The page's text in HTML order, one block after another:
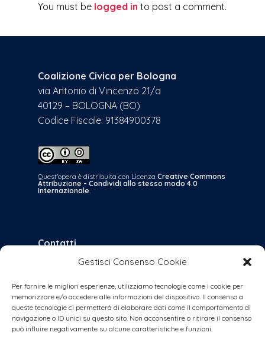
Gestisci Consenso Cookie
Per fornire le migliori esperienze, utilizziamo tecnologie come i cookie per
memorizzare e/o accedere alle informazioni del dispositivo. Il consenso a
queste tecnologie ci permetterà di elaborare dati come il comportamento di
navigazione o ID unici su questo sito. Non acconsentire o ritirare il consenso
può influire negativamente su alcune caratteristiche e funzioni.
You must be logged in to post a comment.
Coalizione Civica per Bologna
via Antonio di Vincenzo 21/a
40129 – BOLOGNA (BO)
Codice Fiscale: 91384900378
Quest'opera è distribuita con Licenza Creative Commons
Attribuzione - Condividi allo stesso modo 4.0
Internazionale.
Contatti
bologna@coalizionecivica.it
per qualsiasi questione
collabora@coalizionecivica.it
se volete dare una mano concreta alla
coalizione (volantinaggi, banchetti, video,